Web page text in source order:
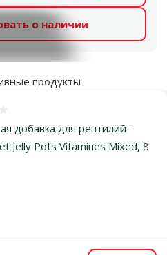
о наличии
продукты
добавка для рептилий –
Jelly Pots Vitamines Mixed, 8